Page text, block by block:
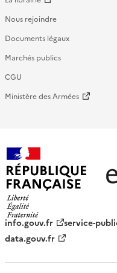
Nous rejoindre
Documents légaux
Marchés publics
CGU
Ministère des Armées
française -
info.gouv.fr service-
data.gouv.fr